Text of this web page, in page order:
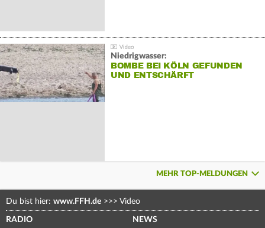
Niedrigwasser:
BOMBE BEI KÖLN GEFUNDEN
UND ENTSCHÄRFT
MEHR TOP-MELDUNGEN
Du bist hier: www.FFH.de >>> Video
RADIO NEWS